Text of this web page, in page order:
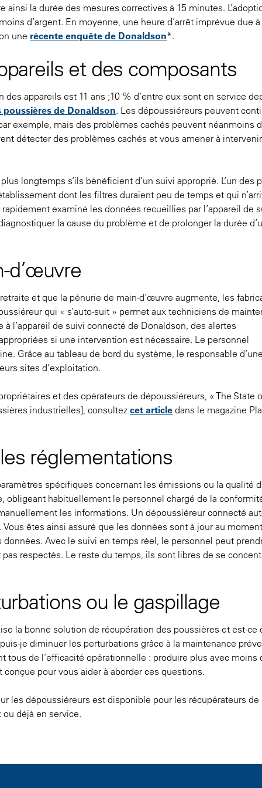
la durée des mesures correctives à 15 minutes.
d’argent. En moyenne, une heure d’arrêt imprévue due
une récente enquête de Donaldson*.
et des composants
appareils est 11 ans ;10 % d’entre eux sont en service
de Donaldson. Les dépoussiéreurs peuvent
exemple, mais des problèmes cachés peuvent néanmoins
détecter des problèmes cachés et vous amener à
longtemps s’ils bénéficient d’un suivi approprié. L’un des
dont les filtres duraient peu de temps et qui
examiné les données recueillies par l’appareil de
la cause du problème et de prolonger la durée
d’œuvre
et que la pénurie de main-d’œuvre augmente, les
qui « s’auto-suit » permet aux techniciens de
l’appareil de suivi connecté de Donaldson, des alertes
si une intervention est nécessaire. Le personnel
Grâce au tableau de bord du système, le responsable
sites d’exploitation.
et des opérateurs de dépoussiéreurs, « The State
industrielles], consultez cet article dans le magazine
réglementations
spécifiques concernant les émissions ou la qualité
obligeant habituellement le personnel chargé de la
les informations. Un dépoussiéreur connecté
êtes ainsi assuré que les données sont à jour au
Avec le suivi en temps réel, le personnel peut
respectés. Le reste du temps, ils sont libres de se
ou le gaspillage
la bonne solution de récupération des poussières et est-ce
je diminuer les perturbations grâce à la maintenance
tous de l’efficacité opérationnelle : produire plus avec moins
pour vous aider à aborder ces questions.
les dépoussiéreurs est disponible pour les récupérateurs de
déjà en service.